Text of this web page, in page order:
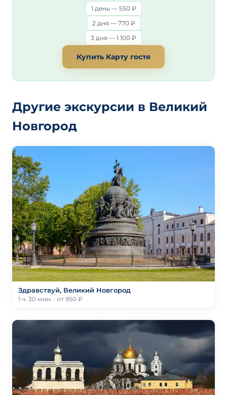
1 день — 550 ₽
2 дня — 770 ₽
3 дня — 1 100 ₽
Купить Карту гостя
Другие экскурсии в Великий
Новгород
Здравствуй, Великий Новгород
1 ч. 30 мин. · от 950 ₽